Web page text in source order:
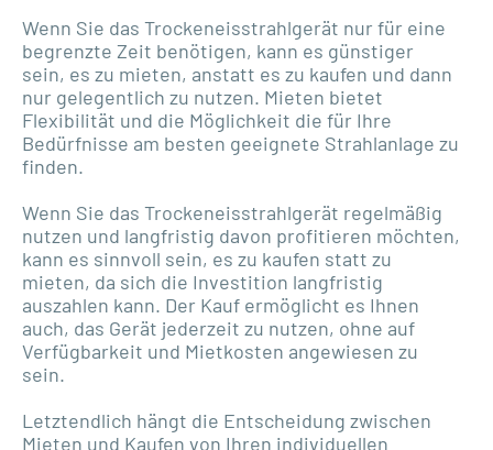
Wenn Sie das Trockeneisstrahlgerät nur für eine
begrenzte Zeit benötigen, kann es günstiger
sein, es zu mieten, anstatt es zu kaufen und dann
nur gelegentlich zu nutzen. Mieten bietet
Flexibilität und die Möglichkeit die für Ihre
Bedürfnisse am besten geeignete Strahlanlage zu
finden.
Wenn Sie das Trockeneisstrahlgerät regelmäßig
nutzen und langfristig davon profitieren möchten,
kann es sinnvoll sein, es zu kaufen statt zu
mieten, da sich die Investition langfristig
auszahlen kann. Der Kauf ermöglicht es Ihnen
auch, das Gerät jederzeit zu nutzen, ohne auf
Verfügbarkeit und Mietkosten angewiesen zu
sein.
Letztendlich hängt die Entscheidung zwischen
Mieten und Kaufen von Ihren individuellen